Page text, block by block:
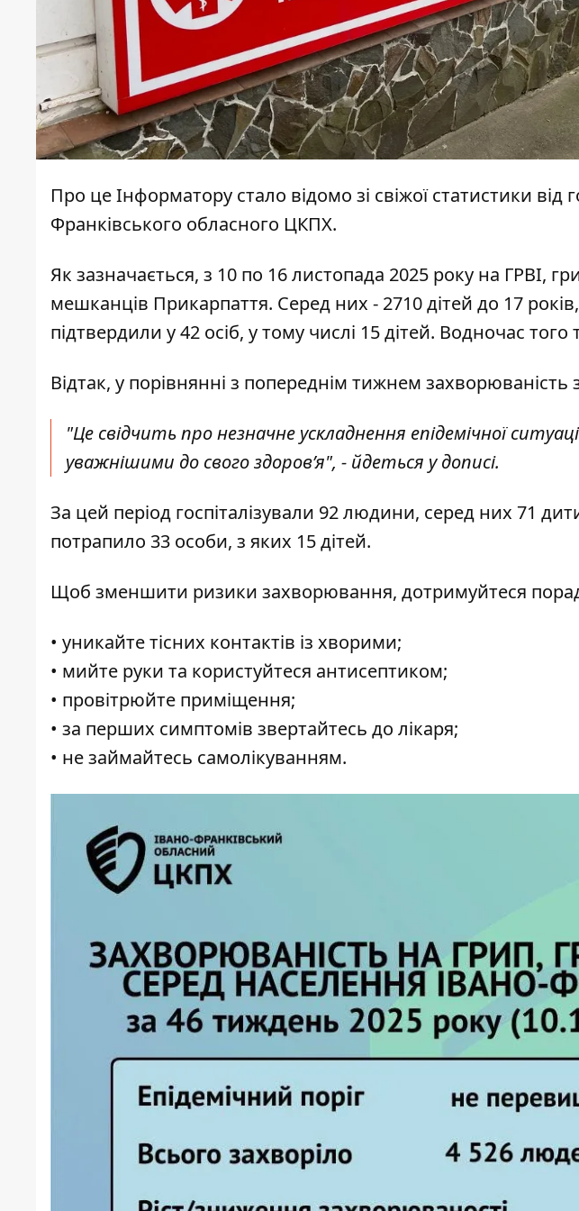
Про цеІнформатору стало відомо зі свіжоїстатистики від
Франківського обласного ЦКПХ.
Як зазначається, з 10 по 16 листопада 2025 року на ГРВІ,
мешканців Прикарпаття. Серед них - 2710 дітей до 17
підтвердили у 42 осіб, у тому числі 15 дітей. Водночас
Відтак, у порівнянні з попереднім тижнем захворюваність
"Це свідчить про незначне ускладнення епідемічної
уважнішими до свого здоров’я", - йдеться у дописі.
За цей період госпіталізували 92 людини, серед них 71
потрапило 33 особи, з яких 15 дітей.
Щоб зменшити ризики захворювання, дотримуйтеся
• уникайте тісних контактів із хворими;
• мийте руки та користуйтеся антисептиком;
• провітрюйте приміщення;
• за перших симптомів звертайтесь до лікаря;
• не займайтесь самолікуванням.